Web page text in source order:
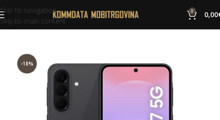
Skip to navigation
Skip to main content
0 0,00
-18%